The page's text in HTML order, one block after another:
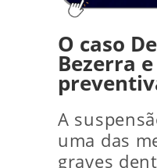
O caso
Bezerra
A
uma das
graves